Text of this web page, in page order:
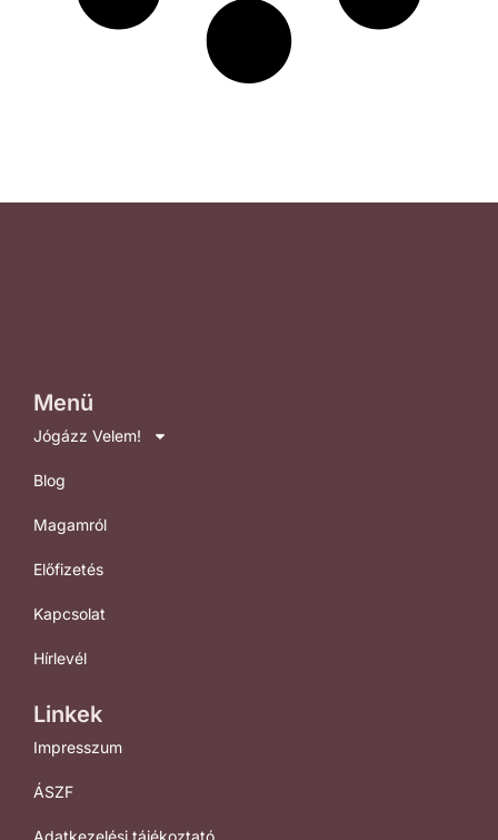
Menü
Jógázz Velem!
Blog
Magamról
Előfizetés
Kapcsolat
Hírlevél
Linkek
Impresszum
ÁSZF
Adatkezelési tájékoztató